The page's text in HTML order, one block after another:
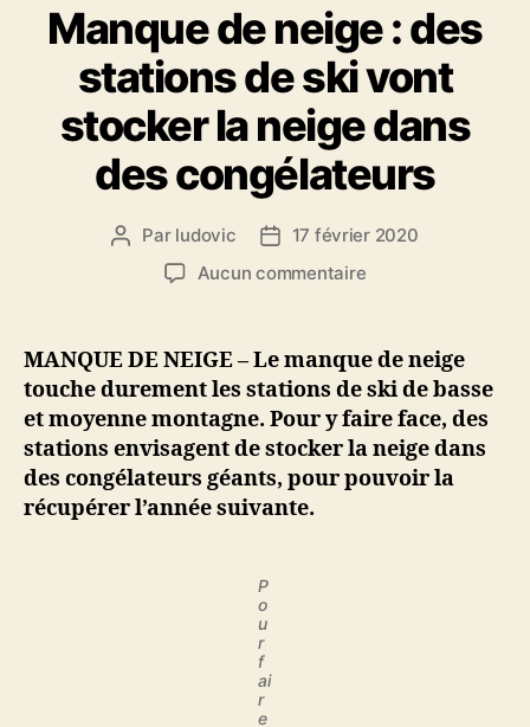
Manque de neige : des
stations de ski vont
stocker la neige dans
des congélateurs
Auteur
l’article
Par ludovic
Date17 février 2020
Aucun commentairesur
neige
des
stations
de
ski
MANQUE DE NEIGE – Le manque de neige
touche durement les stations de ski de basse
et moyenne montagne. Pour y faire face, des
stations envisagent de stocker la neige dans
des congélateurs géants, pour pouvoir la
récupérer l’année suivante.
P
o
u
r
f
ai
r
e